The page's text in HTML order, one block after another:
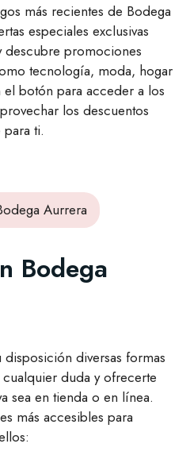
más recientes de Bodega
especiales exclusivas
descubre promociones
tecnología, moda, hogar
botón para acceder a los
los descuentos
ti.
Aurrera
Bodega
diversas formas
duda y ofrecerte
sea en tienda o en línea.
más accesibles para